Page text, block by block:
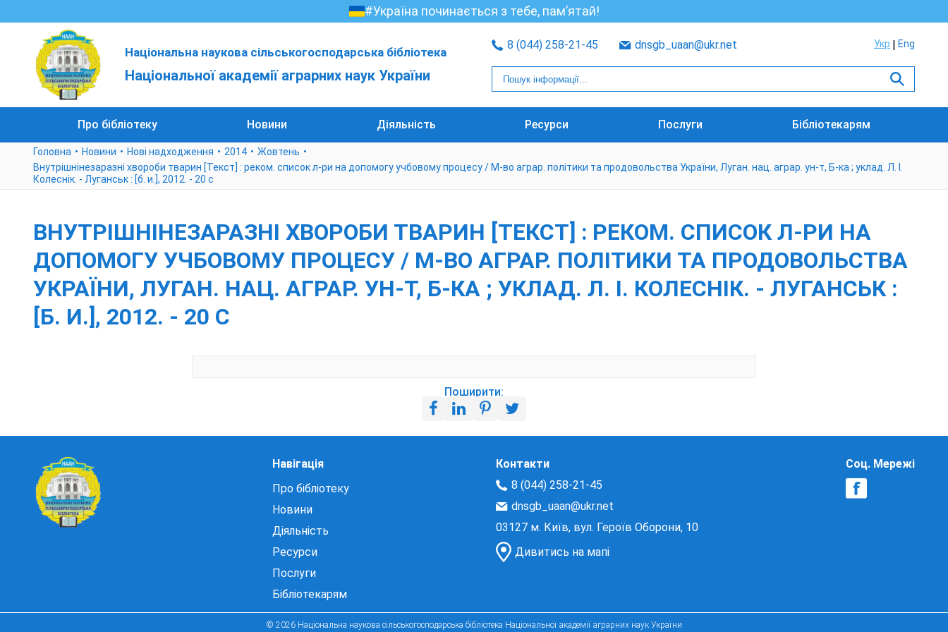
#Україна починається з тебе, пам’ятай!
Національна наукова сільськогосподарська бібліотека
Національної академії аграрних наук України
8 (044) 258-21-45 dnsgb_uaan@ukr.net Укр Eng
Про бібліотеку Новини Діяльність Ресурси Послуги Бібліотекарям
Головна Новини Нові надходження 2014
Жовтень
Внутрішнінезаразні хвороби тварин [Текст] : реком. список л-ри на допомогу учбовому процесу / М-во аграр. політики та продовольства України, Луган. нац. аграр. ун-т, Б-ка ; уклад. Л. І.
Колеснік. - Луганськ : [б. и.], 2012. - 20 с
ВНУТРІШНІНЕЗАРАЗНІ ХВОРОБИ ТВАРИН [ТЕКСТ] : РЕКОМ. СПИСОК Л-РИ НА
ДОПОМОГУ УЧБОВОМУ ПРОЦЕСУ / М-ВО АГРАР. ПОЛІТИКИ ТА ПРОДОВОЛЬСТВА
УКРАЇНИ, ЛУГАН. НАЦ. АГРАР. УН-Т, Б-КА ; УКЛАД. Л. І. КОЛЕСНІК. - ЛУГАНСЬК :
[Б. И.], 2012. - 20 С
Поширити:
Навігація
Про бібліотеку
Новини
Діяльність
Ресурси
Послуги
Бібліотекарям
Контакти
8 (044) 258-21-45
dnsgb_uaan@ukr.net
03127 м. Київ, вул. Героїв Оборони, 10
Дивитись на мапі
Соц. Мережі
© 2026 Національна наукова сільськогосподарська бібліотека Національної академії аграрних наук України